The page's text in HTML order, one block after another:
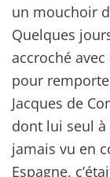
un mouchoir
Quelques
accroché
pour
Jacques de
dont lui seul à
jamais vu en
Espagne,